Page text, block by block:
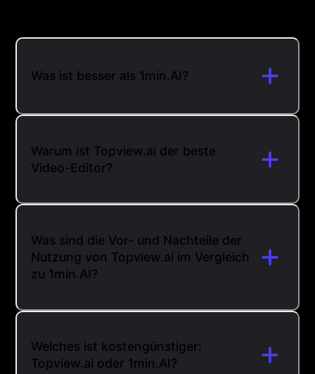
Was ist besser als 1min.AI?
Warum ist Topview.ai der beste
Video-Editor?
Was sind die Vor- und Nachteile der
Nutzung von Topview.ai im Vergleich
zu 1min.AI?
Welches ist kostengünstiger:
Topview.ai oder 1min.AI?